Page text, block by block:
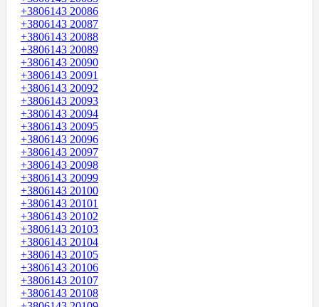
+3806143 20086
+3806143 20087
+3806143 20088
+3806143 20089
+3806143 20090
+3806143 20091
+3806143 20092
+3806143 20093
+3806143 20094
+3806143 20095
+3806143 20096
+3806143 20097
+3806143 20098
+3806143 20099
+3806143 20100
+3806143 20101
+3806143 20102
+3806143 20103
+3806143 20104
+3806143 20105
+3806143 20106
+3806143 20107
+3806143 20108